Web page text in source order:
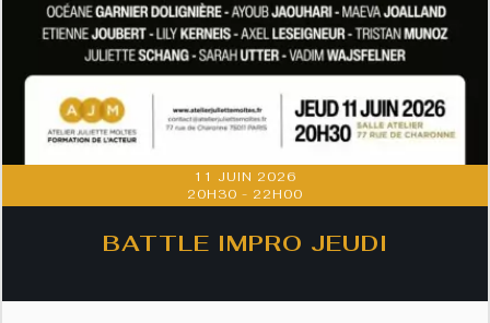
11 JUIN 2026
20H30 - 22H00
BATTLE IMPRO JEUDI